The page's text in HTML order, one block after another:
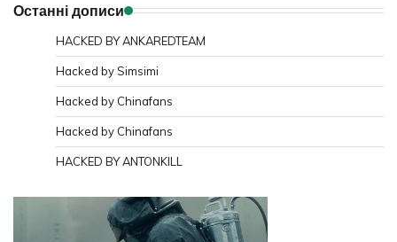
Останні дописи
HACKED BY ANKAREDTEAM
Hacked by Simsimi
Hacked by Chinafans
Hacked by Chinafans
HACKED BY ANTONKILL